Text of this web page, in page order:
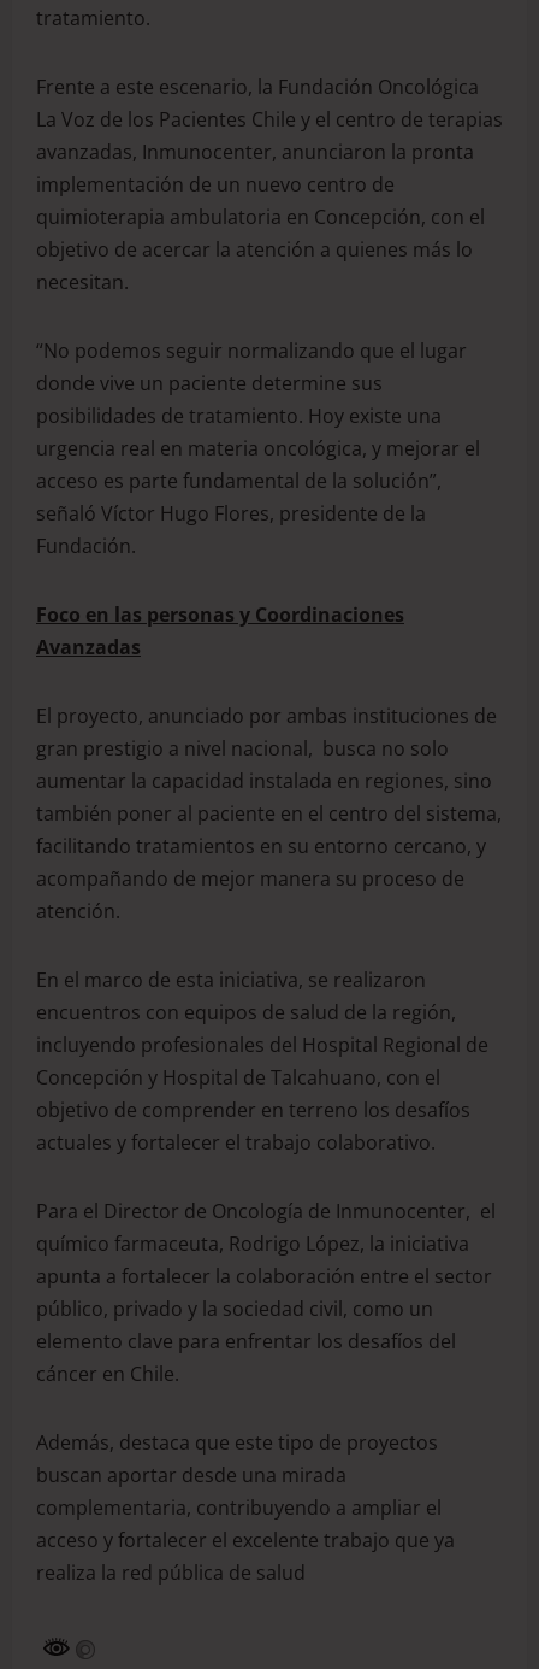
tratamiento.
Frente a este escenario, la Fundación Oncológica
La Voz de los Pacientes Chile y el centro de terapias
avanzadas, Inmunocenter, anunciaron la pronta
implementación de un nuevo centro de
quimioterapia ambulatoria en Concepción, con el
objetivo de acercar la atención a quienes más lo
necesitan.
“No podemos seguir normalizando que el lugar
donde vive un paciente determine sus
posibilidades de tratamiento. Hoy existe una
urgencia real en materia oncológica, y mejorar el
acceso es parte fundamental de la solución”,
señaló Víctor Hugo Flores, presidente de la
Fundación.
Foco en las personas y Coordinaciones
Avanzadas
El proyecto, anunciado por ambas instituciones de
gran prestigio a nivel nacional, busca no solo
aumentar la capacidad instalada en regiones, sino
también poner al paciente en el centro del sistema,
facilitando tratamientos en su entorno cercano, y
acompañando de mejor manera su proceso de
atención.
En el marco de esta iniciativa, se realizaron
encuentros con equipos de salud de la región,
incluyendo profesionales del Hospital Regional de
Concepción y Hospital de Talcahuano, con el
objetivo de comprender en terreno los desafíos
actuales y fortalecer el trabajo colaborativo.
Para el Director de Oncología de Inmunocenter, el
químico farmaceuta, Rodrigo López, la iniciativa
apunta a fortalecer la colaboración entre el sector
público, privado y la sociedad civil, como un
elemento clave para enfrentar los desafíos del
cáncer en Chile.
Además, destaca que este tipo de proyectos
buscan aportar desde una mirada
complementaria, contribuyendo a ampliar el
acceso y fortalecer el excelente trabajo que ya
realiza la red pública de salud